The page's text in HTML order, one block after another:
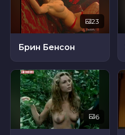
23
Брин Бенсон
6